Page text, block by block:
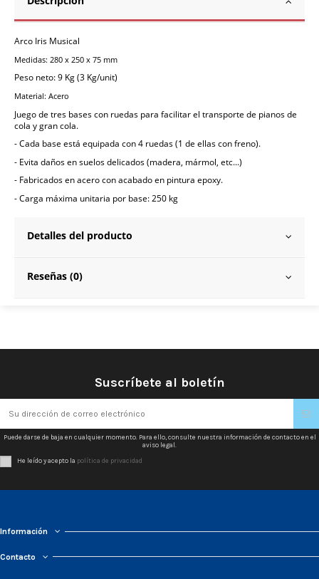
Arco Iris Musical
Medidas: 280 x 250 x 75 mm
Peso neto: 9 Kg (3 Kg/unit)
Material: Acero
Juego de tres bases con ruedas para facilitar el transporte de pianos de
cola y gran cola.
- Cada base está equipada con 4 ruedas (1 de ellas con freno).
- Evita daños en suelos delicados (madera, mármol, etc...)
- Fabricados en acero con acabado en pintura epoxy.
- Carga máxima unitaria por base: 250 kg
Detalles del producto
Reseñas (0)
Suscríbete al boletín
Puede darse de baja en cualquier momento. Para ello, consulte nuestra información de contacto en el
aviso legal.
He leído y acepto la política de privacidad
Información
Contacto